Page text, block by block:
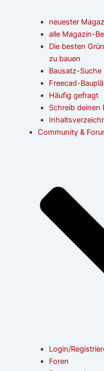
neuester
alle Magazin-
Die besten
zu bauen
Bausatz-Suche
Freecad-
Häufig gefragt
Schreib deinen
Community &
Login/
Foren